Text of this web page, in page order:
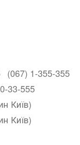
(067) 1-355-355
33-555
Київ)
Київ)